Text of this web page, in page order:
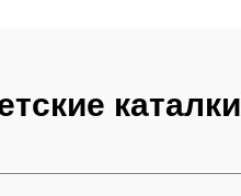
каталки